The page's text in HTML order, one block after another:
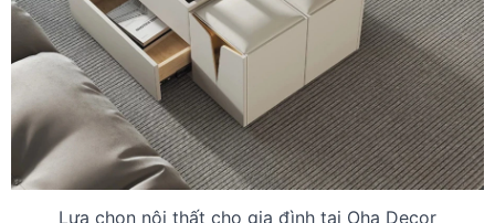
Lựa chọn nội thất cho gia đình tại Oha Decor